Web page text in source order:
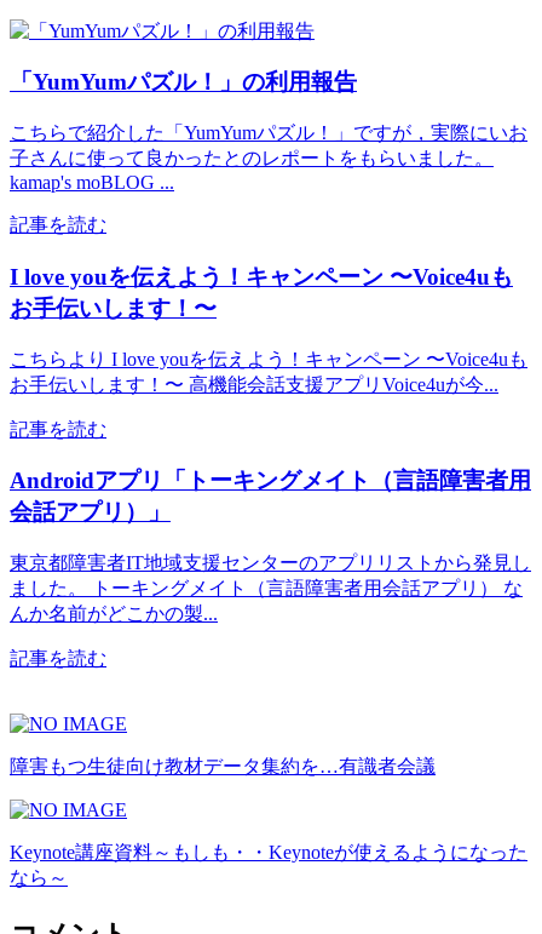
「YumYumパズル！」の利用報告
こちらで紹介した「YumYumパズル！」ですが，実際にいお
子さんに使って良かったとのレポートをもらいました。
kamap's moBLOG ...
記事を読む
I love youを伝えよう！キャンペーン 〜Voice4uも
お手伝いします！〜
こちらより I love youを伝えよう！キャンペーン 〜Voice4uも
お手伝いします！〜 高機能会話支援アプリVoice4uが今...
記事を読む
Androidアプリ「トーキングメイト（言語障害者用
会話アプリ）」
東京都障害者IT地域支援センターのアプリリストから発見し
ました。 トーキングメイト（言語障害者用会話アプリ） な
んか名前がどこかの製...
記事を読む
障害もつ生徒向け教材データ集約を…有識者会議
Keynote講座資料～もしも・・Keynoteが使えるようになった
なら～